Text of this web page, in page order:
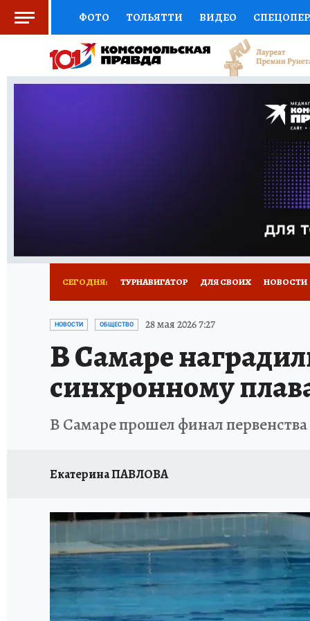
ФОТО ТОЛЬЯТТИ ВИДЕО
СОЦПОДДЕРЖКА НАУКА СПОРТ
ВЫБОР ЭКСПЕРТОВ ДОКТОР
ПРОГНОЗЫ НА СПОРТ
СЕГОДНЯ: ТУРНАВИГАТОР ДЛЯ СВОИХ НОВОСТИ
НАДЕЖНЫЕ РАБОТОДАТЕЛИ
НОВЫЙ ГОД В САМАРЕ КП В МАХ
КУЙБЫШЕВ - ФРОНТУ ИТОГИ ГОДА-2024
ЗАПОВЕДНАЯ РОССИЯ СЧАСТЬЕ В СЕМЬЕ
НОВОСТИ ОБЩЕСТВО 28 мая 2026 7:27
В Самаре
синхронному
В Самаре прошел финал
Екатерина ПАВЛОВА